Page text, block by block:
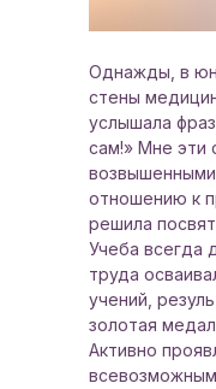
Однажды, в
стены
услышала
сам!» Мне эти
отношению к
решила
Учеба всегда
труда
учений,
золотая
Активно